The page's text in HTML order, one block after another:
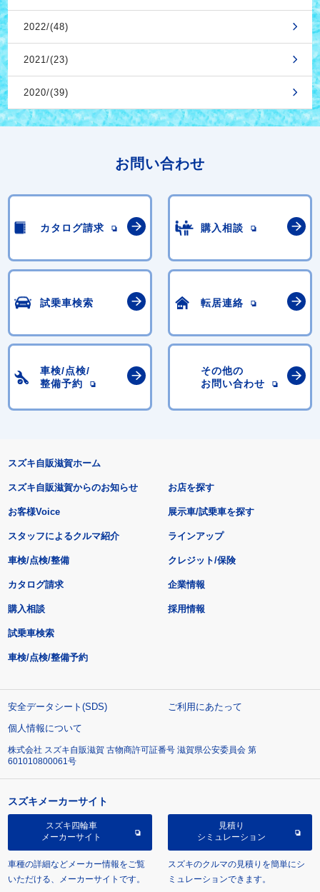
2022/(48)
2021/(23)
2020/(39)
お問い合わせ
カタログ請求 購入相談
試乗車検索 転居連絡
車検/点検/
整備予約
その他の
お問い合わせ
スズキ自販滋賀ホーム
スズキ自販滋賀からのお知らせ
お客様Voice
スタッフによるクルマ紹介
お店を探す
展示車/試乗車を探す
ラインアップ
車検/点検/整備 クレジット/保険
カタログ請求
購入相談
試乗車検索
車検/点検/整備予約
企業情報
採用情報
安全データシート(SDS)
ご利用にあたって
個人情報について
株式会社 スズキ自販滋賀 古物商許可証番号 滋賀県公安委員会 第
601010800061号
スズキメーカーサイト
スズキ四輪車
メーカーサイト
車種の詳細などメーカー情報をご覧
いただける、メーカーサイトです。
見積り
シミュレーション
スズキのクルマの見積りを簡単にシ
ミュレーションできます。